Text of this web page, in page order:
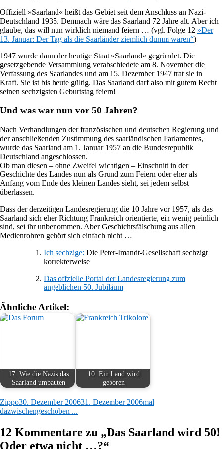
Offiziell »Saarland« heißt das Gebiet seit dem Anschluss an Nazi-
Deutschland 1935. Demnach wäre das Saarland 72 Jahre alt. Aber ich
glaube, das will nun wirklich niemand feiern … (vgl. Folge 12 »Der
13. Januar: Der Tag als die Saarländer ziemlich dumm waren“)
1947 wurde dann der heutige Staat »Saarland« gegründet. Die
gesetzgebende Versammlung verabschiedete am 8. November die
Verfassung des Saarlandes und am 15. Dezember 1947 trat sie in
Kraft. Sie ist bis heute gültig. Das Saarland darf also mit gutem Recht
seinen sechzigsten Geburtstag feiern!
Und was war nun vor 50 Jahren?
Nach Verhandlungen der französischen und deutschen Regierung und
der anschließenden Zustimmung des saarländischen Parlamentes,
wurde das Saarland am 1. Januar 1957 an die Bundesrepublik
Deutschland angeschlossen.
Ob man diesen – ohne Zweifel wichtigen – Einschnitt in der
Geschichte des Landes nun als Grund zum Feiern oder eher als
Anfang vom Ende des kleinen Landes sieht, sei jedem selbst
überlassen.
Dass der derzeitigen Landesregierung die 10 Jahre vor 1957, als das
Saarland sich eher Richtung Frankreich orientierte, ein wenig peinlich
sind, sei ihr unbenommen. Aber Geschichtsfälschung aus allen
Medienrohren gehört sich einfach nicht …
Ich sechzige: Die Peter-Imandt-Gesellschaft sechzigt
korrekterweise
Das offzielle Portal der Landesregierung zum
angeblichen 50. Jubiläum
Ähnliche Artikel:
17. Wie die Nazis das
Saarland umbauten
10. Ein Land wird
geboren
Autor
ZippoVeröffentlicht
am
30. Dezember 200631. Dezember 2006Kategorien
mal
dazwischengeschoben ...
12 Kommentare zu „Das Saarland wird 50!
Oder etwa nicht …?“